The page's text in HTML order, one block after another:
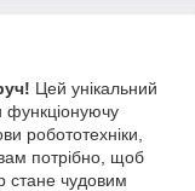
Цей унікальний
функціонуючу
робототехніки,
потрібно, щоб
стане чудовим